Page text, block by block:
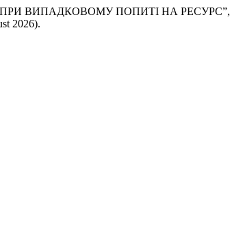
ПРИ ВИПАДКОВОМУ ПОПИТІ НА РЕСУРС”,
2026).